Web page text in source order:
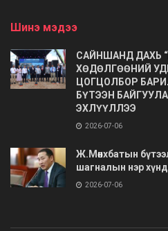
Шинэ мэдээ
САЙНШАНД ДАХЬ
ХӨДӨЛГӨӨНИЙ
ЦОГЦОЛБОР
БҮТЭЭН
ЭХЛҮҮЛЛЭЭ
2026-07-06
Ж.Мөнхбатын
шагналын нэр
2026-07-06